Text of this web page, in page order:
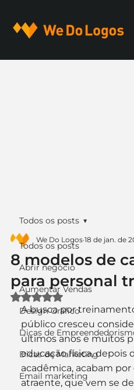
Todos os posts
Abrir negócio
Aumentar Vendas
Design Gráfico
Dicas de
Dicas de Marketing
Email marketing
Todos os posts
8 modelos de
para personal
We Do Logos 18 de jan. de
Avaliado com NaN de 5
A busca por
público cresceu
últimos anos e muitos
educação física, depois
acadêmica, acabam
atraente, que vem se